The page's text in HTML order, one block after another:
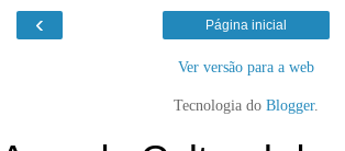
‹ Página inicial
Ver versão para a web
Tecnologia do Blogger.